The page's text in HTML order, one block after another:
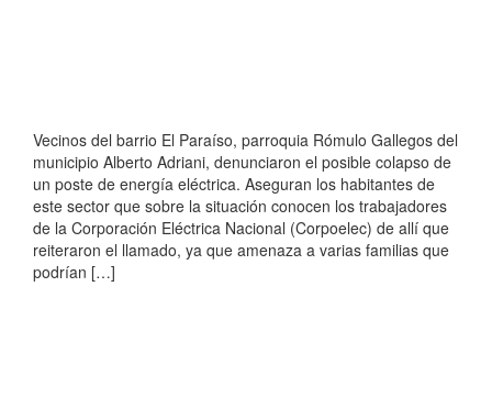
Vecinos del barrio El Paraíso, parroquia Rómulo Gallegos del
municipio Alberto Adriani, denunciaron el posible colapso de
un poste de energía eléctrica. Aseguran los habitantes de
este sector que sobre la situación conocen los trabajadores
de la Corporación Eléctrica Nacional (Corpoelec) de allí que
reiteraron el llamado, ya que amenaza a varias familias que
podrían […]